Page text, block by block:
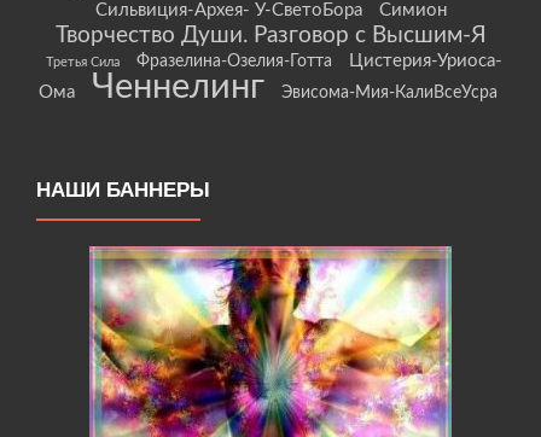
Сильвиция-Архея- У-СветоБора Симион
Творчество Души. Разговор с Высшим-Я
Третья Сила Фразелина-Озелия-Готта
Цистерия-Уриоса-
Ома
Ченнелинг Эвисома-Мия-КалиВсеУсра
НАШИ БАННЕРЫ